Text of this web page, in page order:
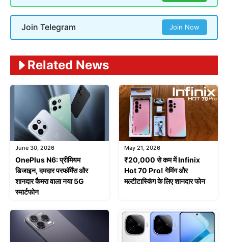
Join Telegram Join Now
Related News
June 30, 2026
OnePlus N6: प्रीमियम
डिजाइन, दमदार परफॉर्मेंस और
शानदार कैमरा वाला नया 5G
स्मार्टफोन
May 21, 2026
₹20,000 से कम में Infinix
Hot 70 Pro! गेमिंग और
मल्टीटास्किंग के लिए शानदार फोन